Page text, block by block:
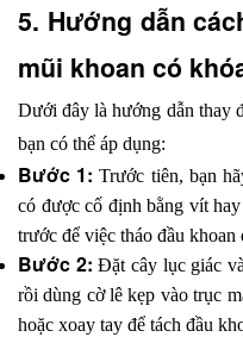
5. Hướng dẫn
mũi khoan có
Dưới đây là hướng dẫn thay
bạn có thể áp dụng:
Bước 1: Trước tiên, bạn
có được cố định bằng vít
trước để việc tháo đầu khoan
Bước 2: Đặt cây lục giác
rồi dùng cờ lê kẹp vào trục
hoặc xoay tay để tách đầu